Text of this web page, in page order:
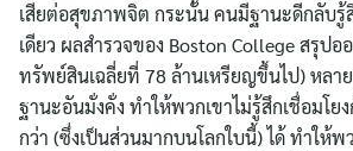
เสียต่อสุขภาพจิต กระนั้น คนมีฐานะดีกลับรู้
เดียว ผลสำรวจของ Boston College สรุป
ทรัพย์สินเฉลี่ยที่ 78 ล้านเหรียญขึ้นไป) หลาย
ฐานะอันมั่งคั่ง ทำให้พวกเขาไม่รู้สึกเชื่อมโ
กว่า (ซึ่งเป็นส่วนมากบนโลกใบนี้) ได้ ทำให้